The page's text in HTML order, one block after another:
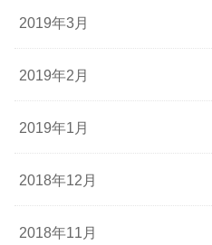
2019年3月
2019年2月
2019年1月
2018年12月
2018年11月